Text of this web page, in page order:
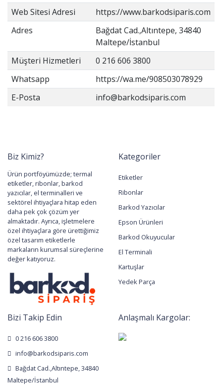
Web Sitesi Adresi
https://www.barkodsiparis.com
Adres
Bağdat Cad.,Altıntepe, 34840
Maltepe/İstanbul
Müşteri Hizmetleri
0 216 606 3800
Whatsapp
https://wa.me/908503078929
E-Posta
info@barkodsiparis.com
Biz Kimiz?
Ürün portföyümüzde; termal
etiketler, ribonlar, barkod
yazıcılar, el terminalleri ve
sektörel ihtiyaçlara hitap eden
daha pek çok çözüm yer
almaktadır. Ayrıca, işletmelere
özel ihtiyaçlara göre ürettiğimiz
özel tasarım etiketlerle
markaların kurumsal süreçlerine
değer katıyoruz.
Kategoriler
Etiketler
Ribonlar
Barkod Yazıcılar
Epson Ürünleri
Barkod Okuyucular
El Terminali
Kartuşlar
Yedek Parça
Bizi Takip Edin
0 216 606 3800
info@barkodsiparis.com
Bağdat Cad.,Altıntepe, 34840
Maltepe/İstanbul
Anlaşmalı Kargolar: